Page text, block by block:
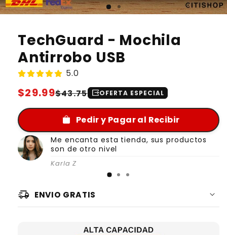
TechGuard - Mochila
Antirrobo USB
5.0
Regular
price
$29.99
Sale
price
$43.75 outputOFERTA ESPECIAL
Pedir y Pagar al Recibir
Me encanta esta tienda, sus productos
son de otro nivel
Karla Z
delivery_truck_speed ENVIO GRATIS